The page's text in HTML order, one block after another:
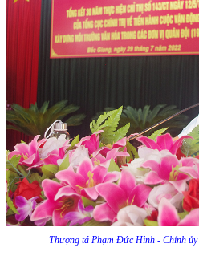
Thượng tá Phạm Đức Hinh - Chính